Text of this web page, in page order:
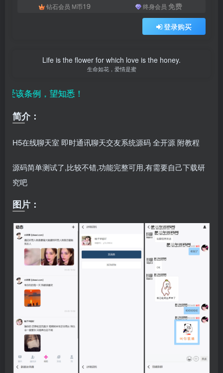
钻石会员 M币19 终身会员 免费
登录购买
Life is the flower for which love is the honey.
生命如花，爱情是蜜
条例，望知悉！
简介：
H5在线聊天室 即时通讯聊天交友系统源码 全开源 附教程
源码简单测试了,比较不错,功能完整可用,有需要自己下载研
究吧
图片：